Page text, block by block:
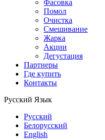
Фасовка
Помол
Очистка
Смешивание
Жарка
Акции
Дегустация
Партнеры
Где купить
Контакты
Русский Язык
Русский
Белорусский
English